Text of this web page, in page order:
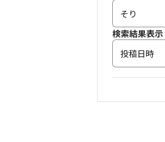
検索結果表示
投稿日時